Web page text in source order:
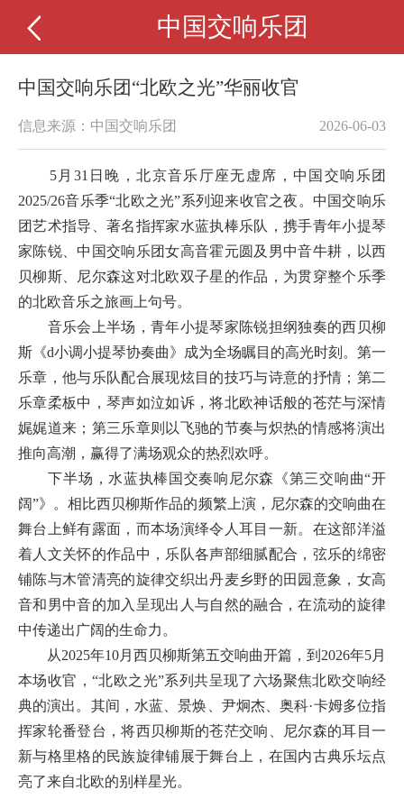
中国交响乐团
中国交响乐团“北欧之光”华丽收官
信息来源：中国交响乐团 2026-06-03
5月31日晚，北京音乐厅座无虚席，中国交响乐团
2025/26音乐季“北欧之光”系列迎来收官之夜。 中国交响乐
团艺术指导、著名指挥家水蓝执棒乐队，携手青年小提琴
家陈锐、 中国交响乐团女高音霍元圆及男中音牛耕，以西
贝柳斯、尼尔森这对北欧双子星的作品，为贯穿整个乐季
的北欧音乐之旅画上句号。
音乐会上半场，青年小提琴家陈锐担纲独奏的西贝柳
斯《d小调小提琴协奏曲》成为全场瞩目的高光时刻。第一
乐章，他与乐队配合展现炫目的技巧与诗意的抒情；第二
乐章柔板中，琴声如泣如诉，将北欧神话般的苍茫与深情
娓娓道来；第三乐章则以飞驰的节奏与炽热的情感将演出
推向高潮，赢得了满场观众的热烈欢呼。
下半场，水蓝执棒国交奏响尼尔森《第三交响曲“开
阔”》。相比西贝柳斯作品的频繁上演，尼尔森的交响曲在
舞台上鲜有露面，而本场演绎令人耳目一新。在这部洋溢
着人文关怀的作品中，乐队各声部细腻配合，弦乐的绵密
铺陈与木管清亮的旋律交织出丹麦乡野的田园意象，女高
音和男中音的加入呈现出人与自然的融合，在流动的旋律
中传递出广阔的生命力。
从2025年10月西贝柳斯第五交响曲开篇，到2026年5月
本场收官，“北欧之光”系列共呈现了六场聚焦北欧交响经
典的演出。其间，水蓝、景焕、尹炯杰、奥科·卡姆多位指
挥家轮番登台，将西贝柳斯的苍茫交响、尼尔森的耳目一
新与格里格的民族旋律铺展于舞台上，在国内古典乐坛点
亮了来自北欧的别样星光。